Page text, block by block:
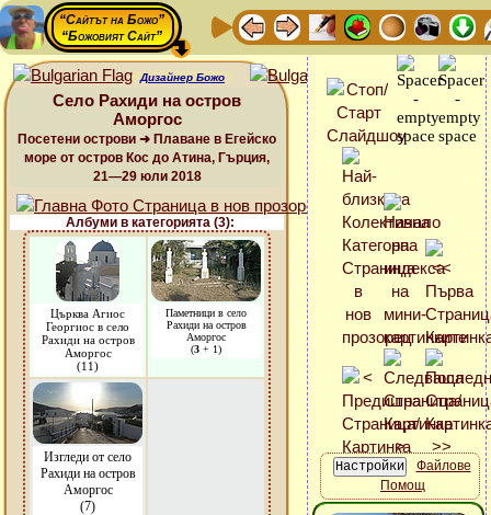
“Сайтът на Божо”
“Божовият Сайт”
Дизайнер Божо
Село Рахиди на остров
Аморгос
Посетени острови ➜ Плаване в Егейско
море от остров Кос до Атина, Гърция,
21—29 юли 2018
Албуми в категорията (3):
Църква Агиос
Георгиос в село
Рахиди на остров
Аморгос
(11)
Паметници в село
Рахиди на остров
Аморгос
(3 + 1)
Изгледи от село
Рахиди на остров
Аморгос
(7)
Файлове
Помощ